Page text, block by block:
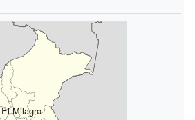
El Milagro